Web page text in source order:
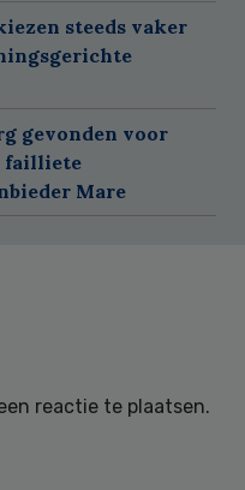
steeds vaker
gevonden voor
failliete
Mare
reactie te plaatsen.